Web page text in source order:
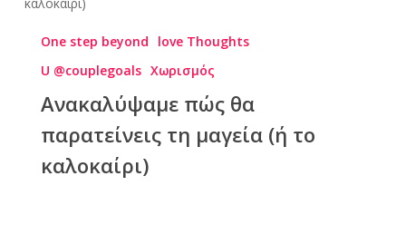
One step beyond
love Thoughts
U @couplegoals Χωρισμός
Ανακαλύψαμε πώς θα
παρατείνεις τη μαγεία (ή το
καλοκαίρι)